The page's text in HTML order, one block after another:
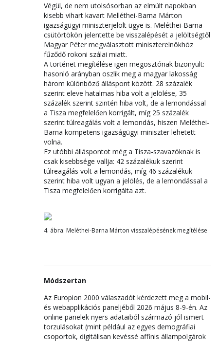
Végül, de nem utolsósorban az elmúlt napokban
kisebb vihart kavart Melléthei-Barna Márton
igazságügyi miniszterjelölt ügye is. Meléthei-Barna
csütörtökön jelentette be visszalépését a jelöltségtől
Magyar Péter megválasztott miniszterelnökhöz
fűződő rokoni szálai miatt.
A történet megítélése igen megosztónak bizonyult:
hasonló arányban oszlik meg a magyar lakosság
három különböző álláspont között. 28 százalék
szerint eleve hatalmas hiba volt a jelölése, 35
százalék szerint szintén hiba volt, de a lemondással
a Tisza megfelelően korrigált, míg 25 százalék
szerint túlreagálás volt a lemondás, hiszen Meléthei-
Barna kompetens igazságügyi miniszter lehetett
volna.
Ez utóbbi álláspontot még a Tisza-szavazóknak is
csak kisebbsége vallja: 42 százalékuk szerint
túlreagálás volt a lemondás, míg 46 százalékuk
szerint hiba volt ugyan a jelölés, de a lemondással a
Tisza megfelelően korrigálta azt.
4. ábra: Meléthei-Barna Márton visszalépésének megítélése
Módszertan
Az Europion 2000 válaszadót kérdezett meg a mobil-
és webapplikációs paneljéből 2026 május 8-9-én. Az
online panelek nyers adataiból származó jól ismert
torzulásokat (mint például az egyes demográfiai
csoportok, digitálisan kevéssé affinis állampolgárok